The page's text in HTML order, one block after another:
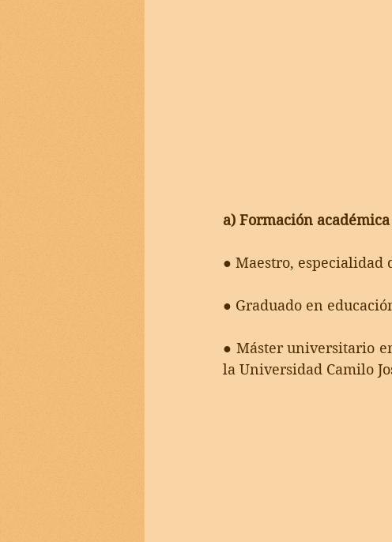
a) Formación académica
● Maestro,
● Graduado en
● Máster universitario
la Universidad Camilo